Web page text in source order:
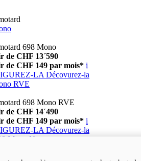
698 Mono
de CHF 13´590
de CHF 149 par mois* i
LA Décovurez-la
RVE
698 Mono RVE
de CHF 14´490
de CHF 149 par mois* i
LA Décovurez-la
Mono Nera
698 Mono Nera